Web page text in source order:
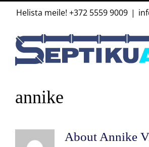
Helista meile! +372 5559 9009 |
annike
About Annike